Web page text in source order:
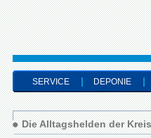
SERVICE DEPONIE
Die Alltagshelden der